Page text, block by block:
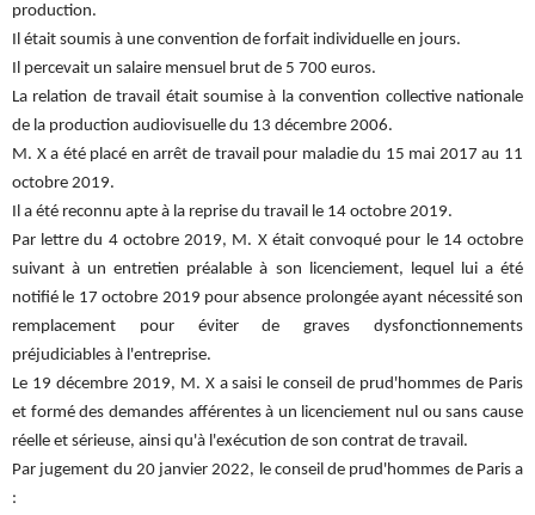
production.
Il était soumis à une convention de forfait individuelle en jours.
Il percevait un salaire mensuel brut de 5 700 euros.
La relation de travail était soumise à la convention collective nationale
de la production audiovisuelle du 13 décembre 2006.
M. X a été placé en arrêt de travail pour maladie du 15 mai 2017 au 11
octobre 2019.
Il a été reconnu apte à la reprise du travail le 14 octobre 2019.
Par lettre du 4 octobre 2019, M. X était convoqué pour le 14 octobre
suivant à un entretien préalable à son licenciement, lequel lui a été
notifié le 17 octobre 2019 pour absence prolongée ayant nécessité son
remplacement pour éviter de graves dysfonctionnements
préjudiciables à l'entreprise.
Le 19 décembre 2019, M. X a saisi le conseil de prud'hommes de Paris
et formé des demandes afférentes à un licenciement nul ou sans cause
réelle et sérieuse, ainsi qu'à l'exécution de son contrat de travail.
Par jugement du 20 janvier 2022, le conseil de prud'hommes de Paris a
: